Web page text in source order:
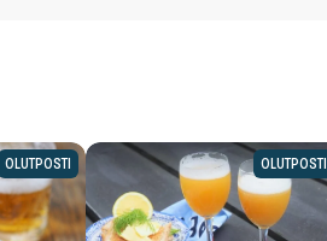
OLUTPOSTI OLUTPOSTI